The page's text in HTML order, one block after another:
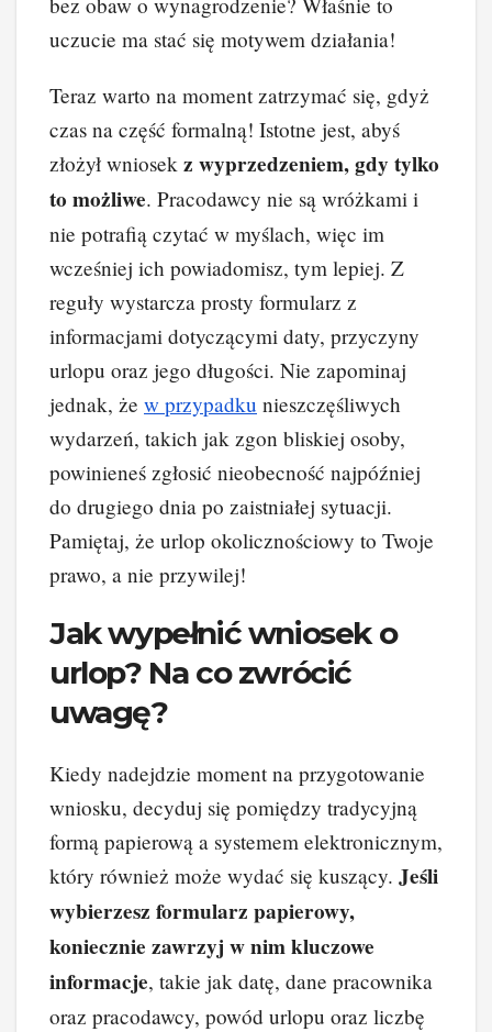
uczucie ma stać się motywem działania!
Teraz warto na moment zatrzymać się, gdyż
czas na część formalną! Istotne jest, abyś
złożył wniosek z wyprzedzeniem, gdy tylko
to możliwe. Pracodawcy nie są wróżkami i
nie potrafią czytać w myślach, więc im
wcześniej ich powiadomisz, tym lepiej. Z
reguły wystarcza prosty formularz z
informacjami dotyczącymi daty, przyczyny
urlopu oraz jego długości. Nie zapominaj
jednak, że w przypadku nieszczęśliwych
wydarzeń, takich jak zgon bliskiej osoby,
powinieneś zgłosić nieobecność najpóźniej
do drugiego dnia po zaistniałej sytuacji.
Pamiętaj, że urlop okolicznościowy to Twoje
prawo, a nie przywilej!
Jak wypełnić wniosek o
urlop? Na co zwrócić
uwagę?
Kiedy nadejdzie moment na przygotowanie
wniosku, decyduj się pomiędzy tradycyjną
formą papierową a systemem elektronicznym,
który również może wydać się kuszący. Jeśli
wybierzesz formularz papierowy,
koniecznie zawrzyj w nim kluczowe
informacje, takie jak datę, dane pracownika
oraz pracodawcy, powód urlopu oraz liczbę